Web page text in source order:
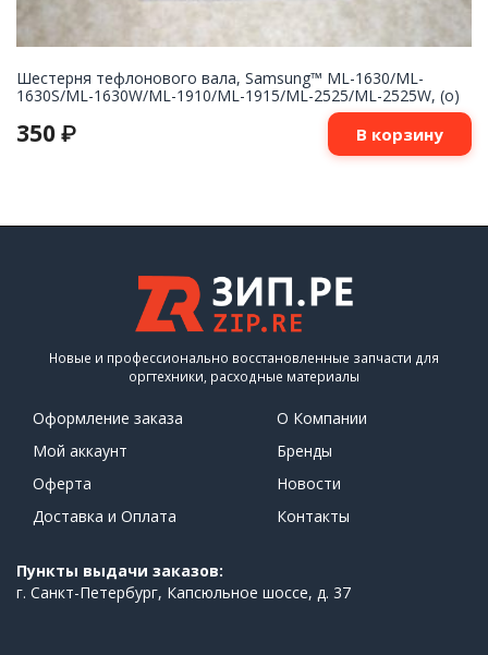
Шестерня тефлонового вала, Samsung™ ML-1630/ML-
1630S/ML-1630W/ML-1910/ML-1915/ML-2525/ML-2525W, (о)
350 ₽ В корзину
Новые и профессионально восстановленные запчасти для
оргтехники, расходные материалы
Оформление заказа
Мой аккаунт
Оферта
Доставка и Оплата
О Компании
Бренды
Новости
Контакты
Пункты выдачи заказов:
г. Санкт-Петербург, Капсюльное шоссе, д. 37